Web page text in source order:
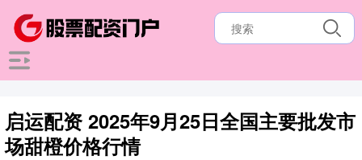
启运配资 2025年9月25日全国主要批发市
场甜橙价格行情